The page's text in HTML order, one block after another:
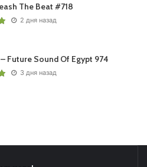
The Beat #718
2 дня назад
Future Sound Of Egypt 974
3 дня назад